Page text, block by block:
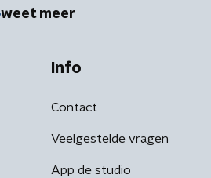
weet meer
Info
Contact
Veelgestelde vragen
App de studio